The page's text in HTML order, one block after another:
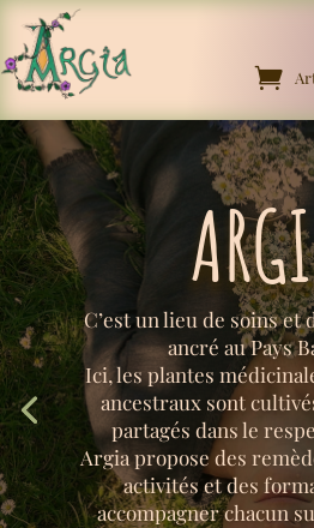
C’est un lieu de soins et
ancré au Pays
Ici, les plantes
ancestraux sont
partagés dans le
Argia propose des
activités et des
accompagner chacun